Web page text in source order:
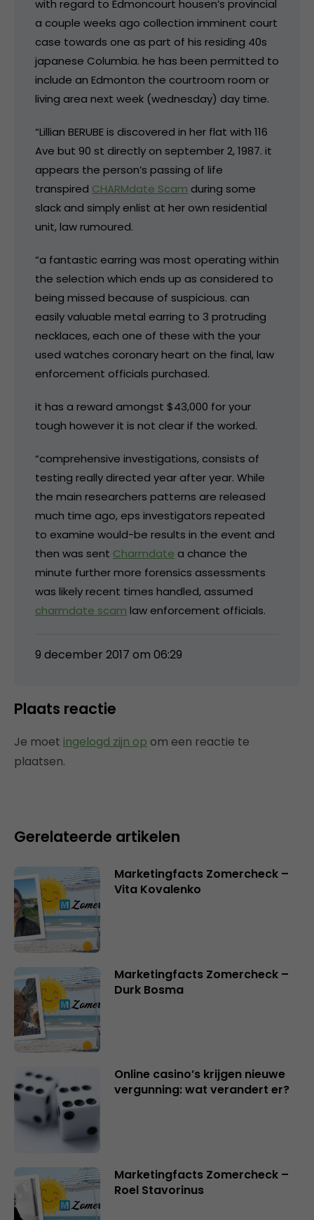
with regard to Edmoncourt housen’s provincial
a couple weeks ago collection imminent court
case towards one as part of his residing 40s
japanese Columbia. he has been permitted to
include an Edmonton the courtroom room or
living area next week (wednesday) day time.
“Lillian BERUBE is discovered in her flat with 116
Ave but 90 st directly on september 2, 1987. it
appears the person’s passing of life
transpired CHARMdate Scam during some
slack and simply enlist at her own residential
unit, law rumoured.
“a fantastic earring was most operating within
the selection which ends up as considered to
being missed because of suspicious. can
easily valuable metal earring to 3 protruding
necklaces, each one of these with the your
used watches coronary heart on the final, law
enforcement officials purchased.
it has a reward amongst $43,000 for your
tough however it is not clear if the worked.
“comprehensive investigations, consists of
testing really directed year after year. While
the main researchers patterns are released
much time ago, eps investigators repeated
to examine would-be results in the event and
then was sent Charmdate a chance the
minute further more forensics assessments
was likely recent times handled, assumed
charmdate scam law enforcement officials.
9 december 2017 om 06:29
Plaats reactie
Je moet ingelogd zijn op om een reactie te
plaatsen.
Gerelateerde artikelen
Marketingfacts Zomercheck –
Vita Kovalenko
Marketingfacts Zomercheck –
Durk Bosma
Online casino’s krijgen nieuwe
vergunning: wat verandert er?
Marketingfacts Zomercheck –
Roel Stavorinus